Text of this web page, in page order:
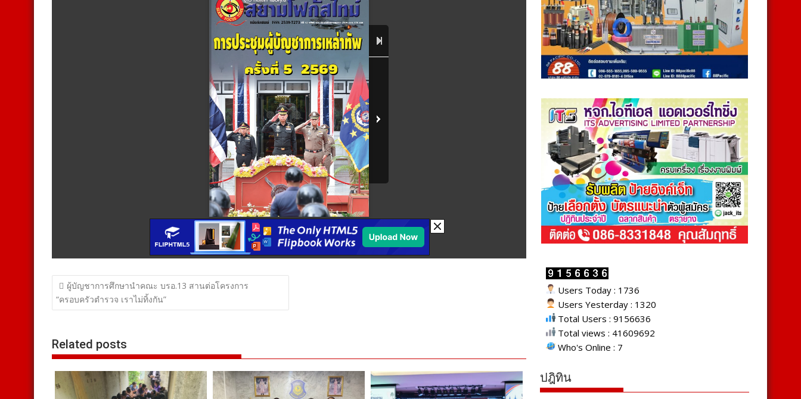
แนะแนว
เรื่อง
ผู้บัญชาการศึกษานำคณะ บรอ.13 สานต่อโครงการ
“ครอบครัวตำรวจ เราไม่ทิ้งกัน”
Related posts
Users Today : 1736
Users Yesterday : 1320
Total Users : 9156636
Total views : 41609692
Who's Online : 7
ปฎิทิน